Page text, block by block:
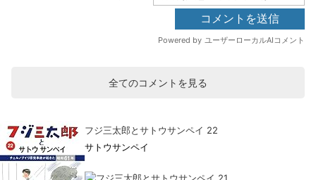
全てのコメントを見る
フジ三太郎とサトウサンペイ 22
サトウサンペイ